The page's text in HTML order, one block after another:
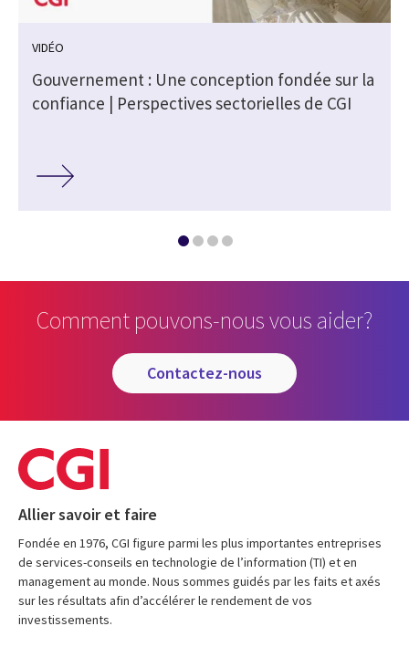
VIDÉO
Gouvernement : Une conception fondée sur la
confiance | Perspectives sectorielles de CGI
Comment pouvons-nous vous aider?
contactez-nous
Allier savoir et faire
Fondée en 1976, CGI figure parmi les plus importantes entreprises
de services-conseils en technologie de l’information (TI) et en
management au monde. Nous sommes guidés par les faits et axés
sur les résultats afin d’accélérer le rendement de vos
investissements.